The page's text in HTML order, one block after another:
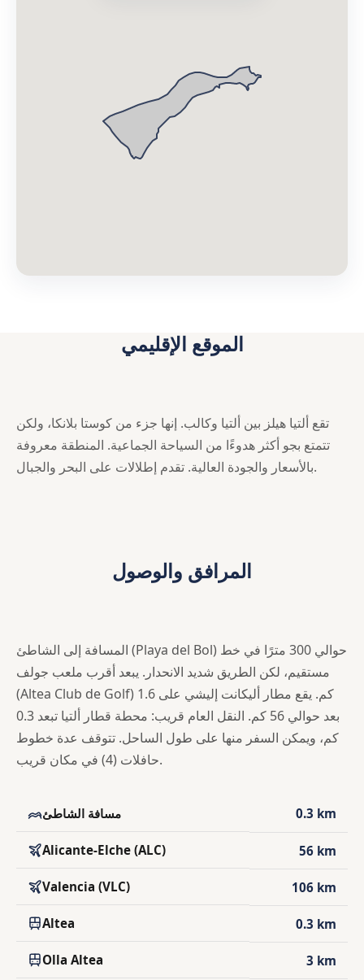
الموقع الإقليمي
تقع ألتيا هيلز بين ألتيا وكالب. إنها جزء من كوستا بلانكا، ولكن
تتمتع بجو أكثر هدوءًا من السياحة الجماعية. المنطقة معروفة
بالأسعار والجودة العالية. تقدم إطلالات على البحر والجبال.
المرافق والوصول
المسافة إلى الشاطئ (Playa del Bol) حوالي 300 مترًا في خط
مستقيم، لكن الطريق شديد الانحدار. يبعد أقرب ملعب جولف
(Altea Club de Golf) 1.6 كم. يقع مطار أليكانت إليشي على
بعد حوالي 56 كم. النقل العام قريب: محطة قطار ألتيا تبعد 0.3
كم، ويمكن السفر منها على طول الساحل. تتوقف عدة خطوط
حافلات (4) في مكان قريب.
مسافة الشاطئ 0.3 km
Alicante-Elche (ALC) 56 km
Valencia (VLC) 106 km
Altea 0.3 km
Olla Altea 3 km